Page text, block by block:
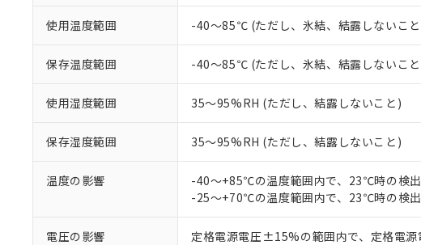
使用温度範囲 -40～85℃ (ただし、氷結、結露しないこ
保存温度範囲 -40～85℃ (ただし、氷結、結露しないこ
使用湿度範囲 35～95%RH (ただし、結露しないこと)
保存湿度範囲 35～95%RH (ただし、結露しないこと)
温度の影響
-40～+85℃の温度範囲内で、23℃時の検
-25～+70℃の温度範囲内で、23℃時の検
電圧の影響 定格電源電圧±15%の範囲内で、定格電
正式な納期状況および
当社販売員にご相談くだ
オムロン制御機器販売
在庫状況および標準価
マイパーツ機能（部品
ている必要があります。
お客様が当ウェブサイ
が、当社の製品・サー
さい。
※当社の共同利用者と
いる法人を指します。
※2 対応予定月
部品在庫の切り替え状況など
下記の非含有証明書をダウン
EU RoHS指令（10物質）の
51物質の非含有証明書（当社
※本証明書は発行日時点で非
※2 環境保護使用期限
「ｅ」：有害物質（10物質）
「10」：通常の使用状況下
「－」：未確認です。当社販
置等に一切使用いたし
当社は、貴社製品を第
また当社は、販売先お
たしません。
△ 一定数には満たない
－
在庫なし(最新の在
機器販売店・当社
空
白
受注生産機種、ま